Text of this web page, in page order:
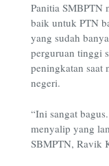
Panitia SMBPTN
baik untuk PTN
yang sudah
perguruan tinggi
peningkatan saat
negeri.
“Ini sangat
menyalip yang
SBMPTN, Ravik